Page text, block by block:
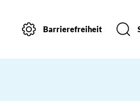
Barrierefreiheit